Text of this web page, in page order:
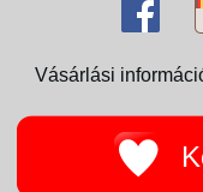
Vásárlási